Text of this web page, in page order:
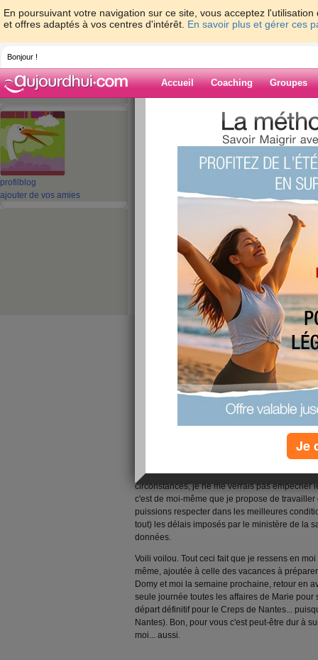
En poursuivant votre navigation sur ce site, vous acceptez
et offres adaptés à vos centres d'intérêt. En savoir plus et gérer ces
Bonjour !
Accueil Coaching Groupes
profil blog
ajouter de vos amies
> > Bientôt
Blog de
Bientôt les
Eh oui, plus que deux jours de travail, et je
Certes, elles seront très mouvementées,
chemin du travail, c'est quand même chouette.
Mais je suis de tout coeur avec mon chef qui
retour au travail va être très difficile. J'aurais
soutenir, ne serait-ce que par ma présence,
apporter. Cette période de congés tombe mal
Cependant, je vais recharger mes batteries à
pouvoir faire face à mon retour à de
mon chef, étudier de nouvelles possibilités de
deux semaines (notre travail est si pointu qu'il
et sera absente durant 6 mois). La personne
alors qu'elle est sensée être là le 1er
vais devoir travailler davantage à nouveau.
souvent de pouvoir respecter mon mi-temps
circonstances, je ne me verrais pas empêcher
c'est de moi-même que je propose de
puissions respecter dans les meilleures
tout) les délais imposés par le ministère de la
données.
Voili voilou. Tout ceci fait que je ressens en
même, ajoutée à celle des vacances à
Domy et moi la semaine prochaine, retour en
seule journée toutes les affaires de Marie pour
départ définitif pour le Creps de Nantes...
Nantes). Bon, pour vous c'est peut-être dur à
moi... aussi.
Je